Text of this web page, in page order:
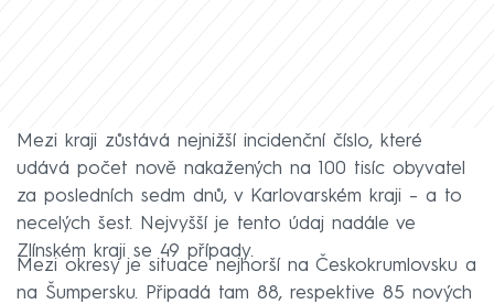
Mezi kraji zůstává nejnižší incidenční číslo, které
udává počet nově nakažených na 100 tisíc obyvatel
za posledních sedm dnů, v Karlovarském kraji – a to
necelých šest. Nejvyšší je tento údaj nadále ve
Zlínském kraji se 49 případy.
Mezi okresy je situace nejhorší na Českokrumlovsku a
na Šumpersku. Připadá tam 88, respektive 85 nových